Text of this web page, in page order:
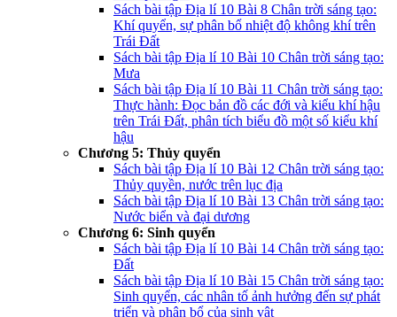
Sách bài tập Địa lí 10 Bài 8 Chân trời sáng tạo:
Khí quyển, sự phân bổ nhiệt độ không khí trên
Trái Đất
Sách bài tập Địa lí 10 Bài 10 Chân trời sáng tạo:
Mưa
Sách bài tập Địa lí 10 Bài 11 Chân trời sáng tạo:
Thực hành: Đọc bản đồ các đới và kiểu khí hậu
trên Trái Đất, phân tích biểu đồ một số kiểu khí
hậu
Chương 5: Thủy quyển
Sách bài tập Địa lí 10 Bài 12 Chân trời sáng tạo:
Thủy quyền, nước trên lục địa
Sách bài tập Địa lí 10 Bài 13 Chân trời sáng tạo:
Nước biển và đại dương
Chương 6: Sinh quyển
Sách bài tập Địa lí 10 Bài 14 Chân trời sáng tạo:
Đất
Sách bài tập Địa lí 10 Bài 15 Chân trời sáng tạo:
Sinh quyển, các nhân tố ảnh hưởng đến sự phát
triển và phân bổ của sinh vật